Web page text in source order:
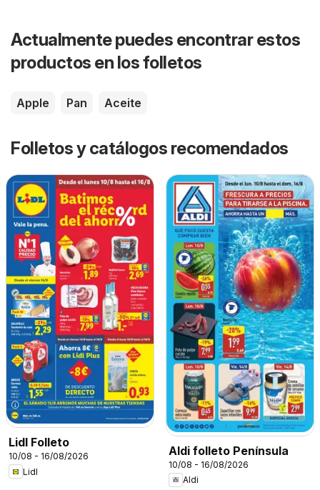
Actualmente puedes encontrar estos
productos en los folletos
Apple Pan Aceite
Folletos y catálogos recomendados
Lidl Folleto
10/08 - 16/08/2026
Lidl
Aldi folleto Península
10/08 - 16/08/2026
Aldi